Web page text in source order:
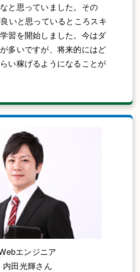
と思っていました。その
いと思っているところスキ
習を開始しました。今はダ
多いですが、将来的にはど
い稼げるようになることが
エンジニア
内田光輝さん